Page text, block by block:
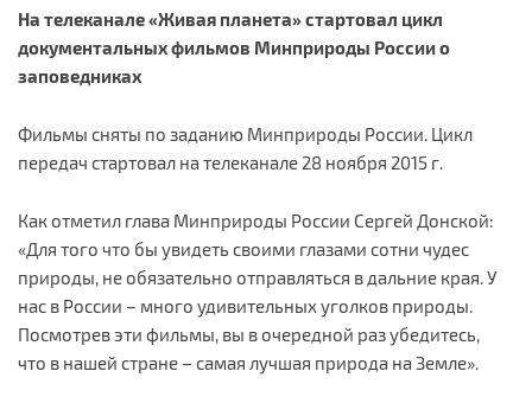
На телеканале «Живая планета» стартовал цикл
документальных фильмов Минприроды России о
заповедниках
Фильмы сняты по заданию Минприроды России. Цикл
передач стартовал на телеканале 28 ноября 2015 г.
Как отметил глава Минприроды России Сергей Донской:
«Для того что бы увидеть своими глазами сотни чудес
природы, не обязательно отправляться в дальние края. У
нас в России – много удивительных уголков природы.
Посмотрев эти фильмы, вы в очередной раз убедитесь,
что в нашей стране – самая лучшая природа на Земле».